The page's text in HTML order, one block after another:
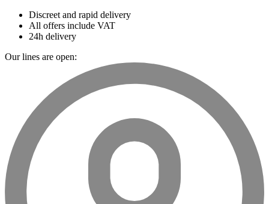
Discreet and rapid delivery
All offers include VAT
24h delivery
Our lines are open: